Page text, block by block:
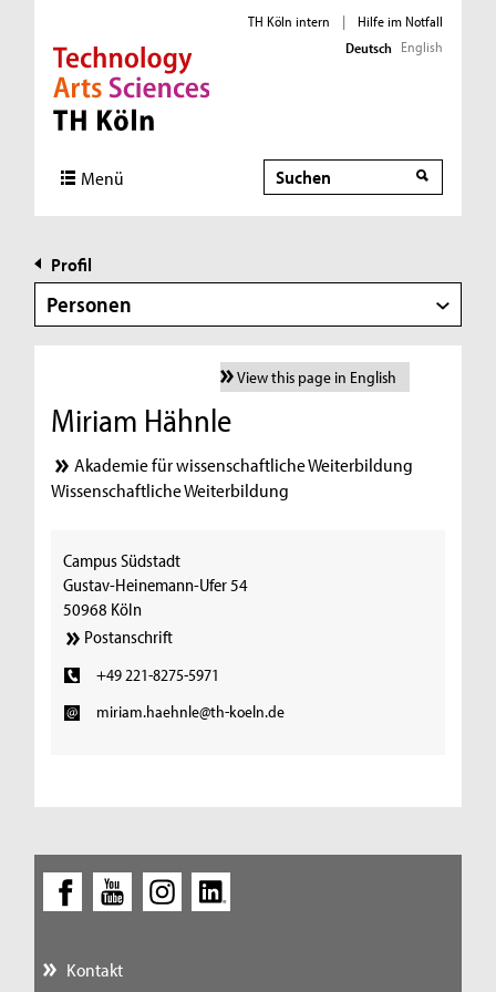
Direkt zur Hauptnavigation
Direkt zur Subnavigation
Direkt zum Inhalt
Direkt zum Fußbereich
TH Köln intern |
Hilfe im Notfall
Deutsch English
Menü Suche
Profil
Personen
View this page in English
Miriam Hähnle
Akademie für wissenschaftliche Weiterbildung
Wissenschaftliche Weiterbildung
Campus Südstadt
Gustav-Heinemann-Ufer 54
50968 Köln
Postanschrift
+49 221-8275-5971
miriam.haehnle@th-koeln.de
Kontakt